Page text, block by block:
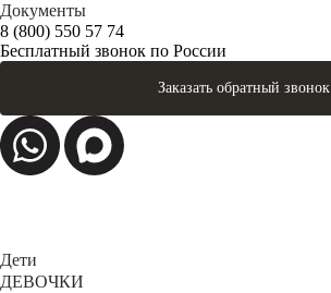
Документы
8 (800) 550 57 74
Бесплатный звонок по России
Заказать обратный звонок
Дети
ДЕВОЧКИ